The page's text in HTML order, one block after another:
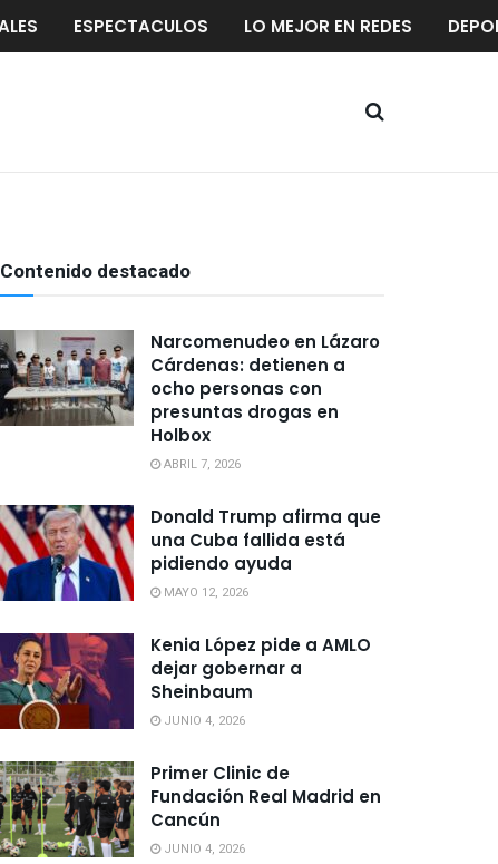
ESPECTACULOS LO MEJOR EN REDES
Contenido destacado
Narcomenudeo en Lázaro
Cárdenas: detienen a
ocho personas con
presuntas drogas en
Holbox
ABRIL 7, 2026
Donald Trump afirma que
una Cuba fallida está
pidiendo ayuda
MAYO 12, 2026
Kenia López pide a AMLO
dejar gobernar a
Sheinbaum
JUNIO 4, 2026
Primer Clinic de
Fundación Real Madrid en
Cancún
JUNIO 4, 2026